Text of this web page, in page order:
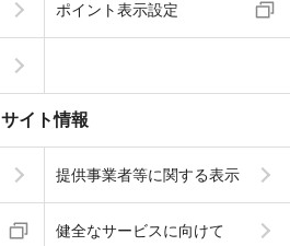
ポイント表示設定
サイト情報
提供事業者等に関する表示
健全なサービスに向けて